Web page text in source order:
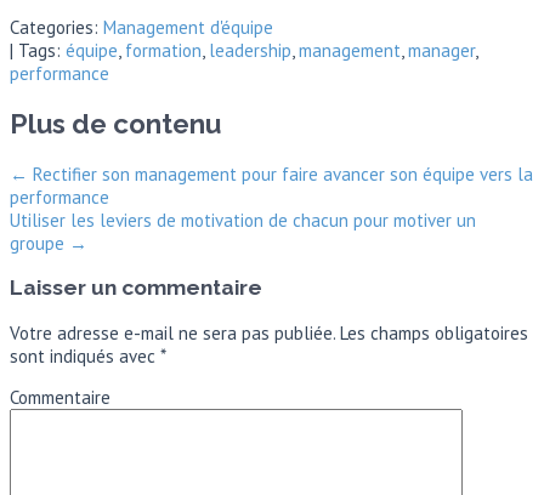
Categories: Management d'équipe
| Tags: équipe, formation, leadership,management,manager,
performance
Plus de contenu
← Rectifier son management pour faire avancer son équipe vers la
performance
Utiliser les leviers de motivation de chacun pour motiver un
groupe →
Laisser un commentaire
Votre adresse e-mail ne sera pas publiée. Les champs obligatoires
sont indiqués avec *
Commentaire